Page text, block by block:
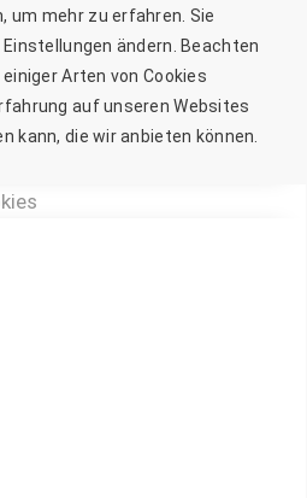
um mehr zu erfahren. Sie
ändern. Beachten
Arten von Cookies
auf unseren Websites
kann, die wir anbieten können.